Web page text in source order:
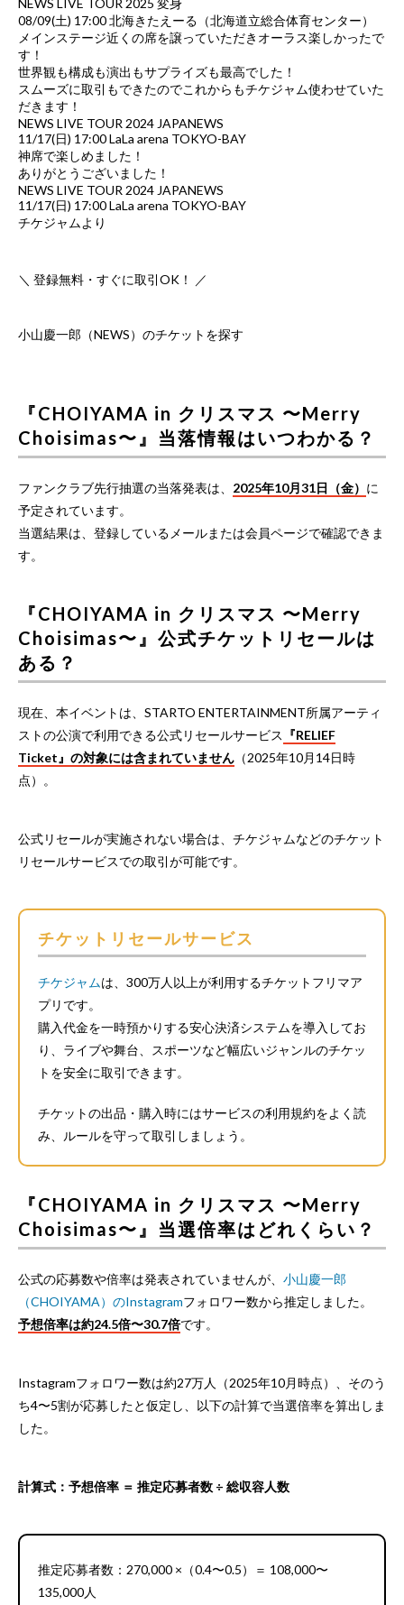
08/09(土) 17:00 北海きたえーる（北海道立総合体育センター）
メインステージ近くの席を譲っていただきオーラス楽しかったで
す！
世界観も構成も演出もサプライズも最高でした！
スムーズに取引もできたのでこれからもチケジャム使わせていた
だきます！
NEWS LIVE TOUR 2024 JAPANEWS
11/17(日) 17:00 LaLa arena TOKYO-BAY
神席で楽しめました！
ありがとうございました！
NEWS LIVE TOUR 2024 JAPANEWS
11/17(日) 17:00 LaLa arena TOKYO-BAY
チケジャムより
＼ 登録無料・すぐに取引OK！ ／
小山慶一郎（NEWS）のチケットを探す
『CHOIYAMA in クリスマス 〜Merry
Choisimas〜』当落情報はいつわかる？
ファンクラブ先行抽選の当落発表は、 2025年10月31日（金） に
予定されています。
当選結果は、登録しているメールまたは会員ページで確認できま
す。
『CHOIYAMA in クリスマス 〜Merry
Choisimas〜』公式チケットリセールは
ある？
現在、本イベントは、STARTO ENTERTAINMENT所属アーティ
ストの公演で利用できる公式リセールサービス 『RELIEF
Ticket』の対象には含まれていません （2025年10月14日時
点）。
公式リセールが実施されない場合は、チケジャムなどのチケット
リセールサービスでの取引が可能です。
チケットリセールサービス
チケジャムは、300万人以上が利用するチケットフリマア
プリです。
購入代金を一時預かりする安心決済システムを導入してお
り、ライブや舞台、スポーツなど幅広いジャンルのチケッ
トを安全に取引できます。
チケットの出品・購入時にはサービスの利用規約をよく読
み、ルールを守って取引しましょう。
『CHOIYAMA in クリスマス 〜Merry
Choisimas〜』当選倍率はどれくらい？
公式の応募数や倍率は発表されていませんが、 小山慶一郎
（CHOIYAMA）のInstagramフォロワー数から推定しました。
予想倍率は約24.5倍〜30.7倍です。
Instagramフォロワー数は約27万人（2025年10月時点）、そのう
ち4〜5割が応募したと仮定し、以下の計算で当選倍率を算出しま
した。
計算式：予想倍率 ＝ 推定応募者数 ÷ 総収容人数
推定応募者数：270,000 ×（0.4〜0.5）＝ 108,000〜
135,000人